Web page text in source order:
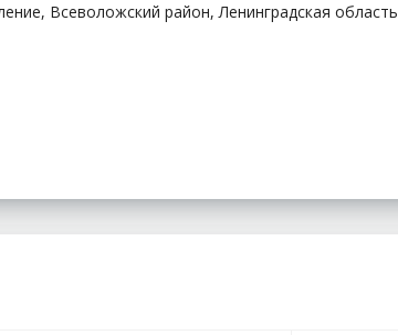
Всеволожский район, Ленинградская область